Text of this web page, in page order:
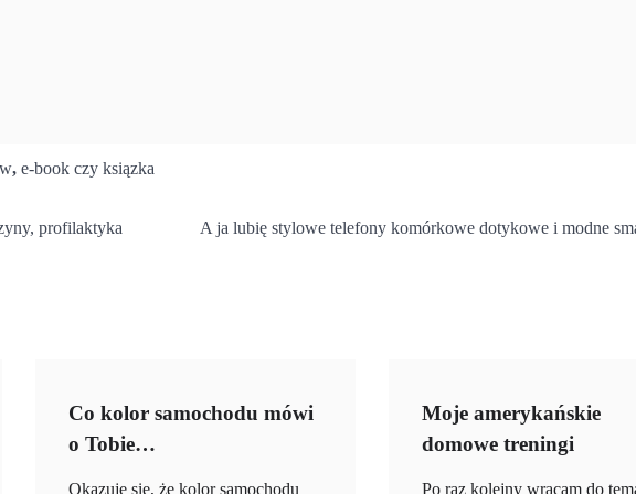
, e-book czy ksiązka
profilaktyka A ja lubię stylowe telefony komórkowe dotykowe i modne
Co kolor samochodu mówi
o Tobie…
Okazuje się, że kolor samochodu
Moje amerykańskie
domowe treningi
Po raz kolejny wracam do